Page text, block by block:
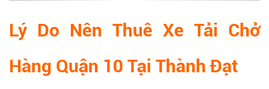
Lý Do Nên Thuê Xe Tải Chở
Hàng Quận 10 Tại Thành Đạt